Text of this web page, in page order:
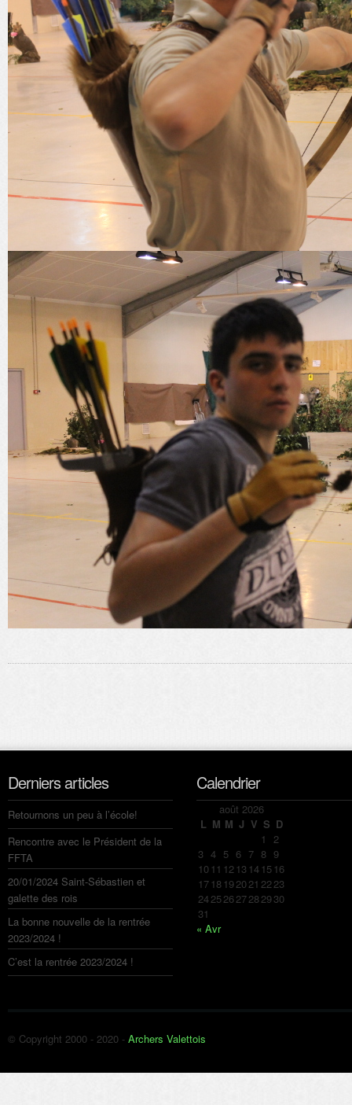
Derniers articles
Retournons un peu à l’école!
Rencontre avec le Président de la
FFTA
20/01/2024 Saint-Sébastien et
galette des rois
La bonne nouvelle de la rentrée
2023/2024 !
C’est la rentrée 2023/2024 !
Calendrier
août 2026
L M M J V S D
1 2
3 4 5 6 7 8 9
10 11 12 13 14 15 16
17 18 192021 2223
24252627282930
31
« Avr
© Copyright 2000 - 2020 - Archers Valettois